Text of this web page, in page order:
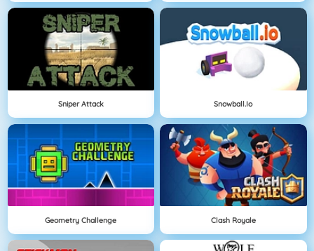
Sniper Attack Snowball.io
Geometry Challenge Clash Royale